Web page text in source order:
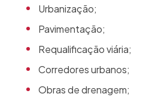
Urbanização;
Pavimentação;
Requalificação viária;
Corredores urbanos;
Obras de drenagem;